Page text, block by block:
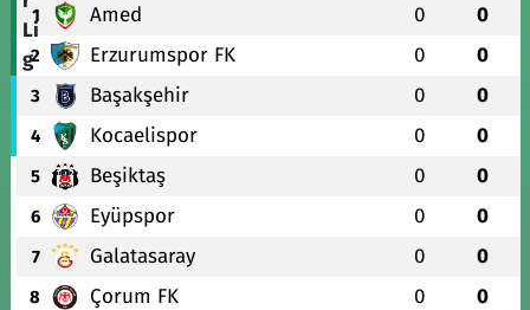
1 Amed 0 0
2 Erzurumspor FK 0 0
3 Başakşehir 0 0
4 Kocaelispor 0 0
5 Beşiktaş 0 0
6 Eyüpspor 0 0
7 Galatasaray 0 0
8 Çorum FK 0 0